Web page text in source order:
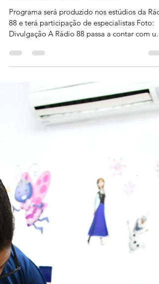
EM POLÍTICAS PÚBLICAS
Programa será produzido nos estúdios da
Divulgação A Rádio 88 passa a contar com
nova atração às quartas-feiras, a partir de
políticas públicas. O podcast “Café com
Política”, apresentado por Antônia Cristina
Fortes de Souza e Osilene de Andrade Reis,
pretende levar aos ouvintes informações sobre
serviços, direitos e programas disponíveis à